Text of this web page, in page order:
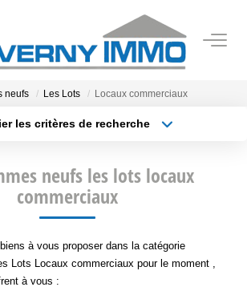
ESTIMATION
OUTILS
neufs Les Lots Locaux commerciaux
les critères de recherche
Plus de critères
neufs les lots locaux
commerciaux
à vous proposer dans la catégorie
Lots Locaux commerciaux pour le moment ,
à vous :